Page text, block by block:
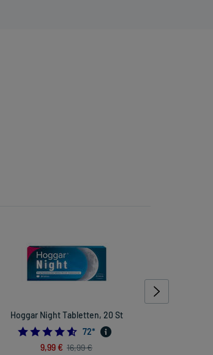
Hoggar Night Tabletten, 20 St
4.611111111111111
72*
9,99 € 16,99 €